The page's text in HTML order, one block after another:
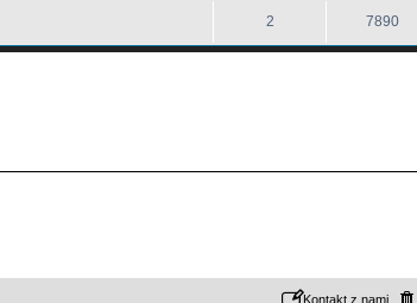
2 7890
Kontakt z nami